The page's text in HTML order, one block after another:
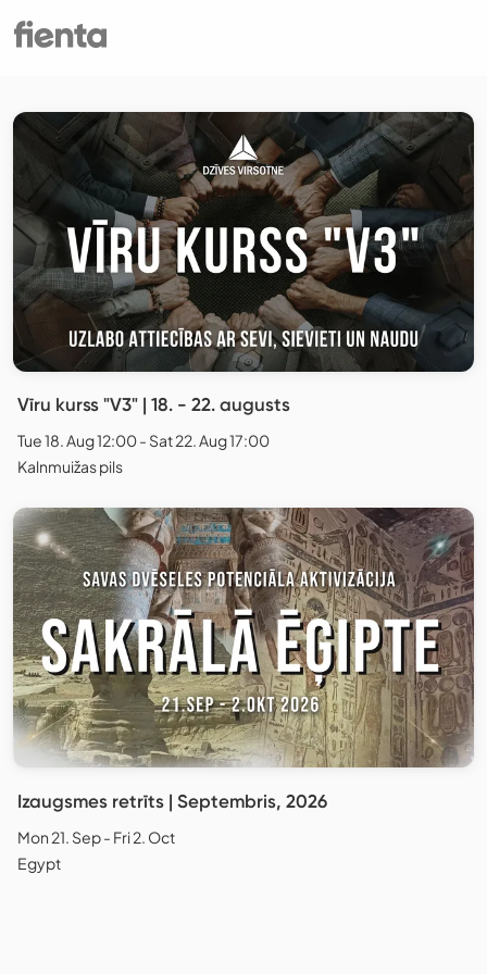
Vīru kurss "V3" | 18. - 22. augusts
Tue 18. Aug 12:00 - Sat 22. Aug 17:00
Kalnmuižas pils
Izaugsmes retrīts | Septembris, 2026
Mon 21. Sep - Fri 2. Oct
Egypt